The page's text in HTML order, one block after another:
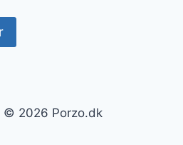
© 2026 Porzo.dk